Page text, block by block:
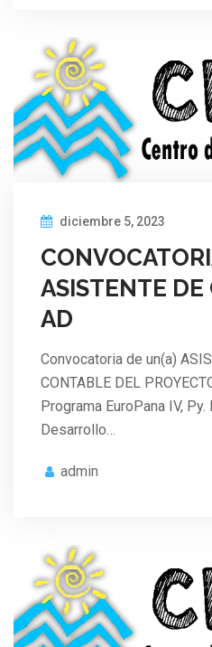
diciembre 5, 2023
ASISTENTE
AD
Convocatoria de un(a)
CONTABLE DEL
Programa EuroPana IV,
Desarrollo…
admin